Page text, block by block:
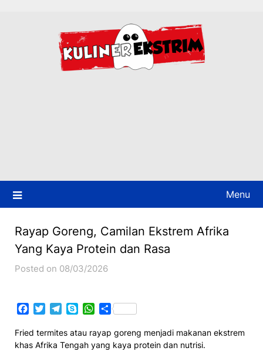
Menu
Rayap Goreng, Camilan Ekstrem Afrika
Yang Kaya Protein dan Rasa
Posted on 08/03/2026
Facebook
TwitterTelegram
SkypeWhatsApp
Share
Fried termites atau rayap goreng menjadi makanan ekstrem
khas Afrika Tengah yang kaya protein dan nutrisi.